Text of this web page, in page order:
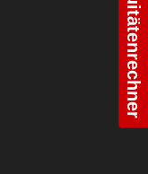
Annuitätenrechner